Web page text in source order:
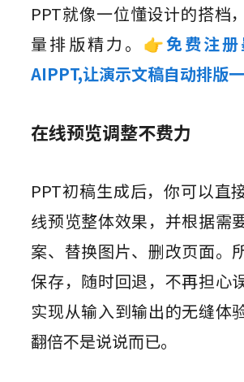
PPT就像一位懂设计的搭档
量排版精力。 👉免费注
AIPPT,让演示文稿自动排版
在线预览调整不费力
PPT初稿生成后，你可以直
线预览整体效果，并根据需
案、替换图片、删改页面。
保存，随时回退，不再担心
实现从输入到输出的无缝体
翻倍不是说说而已。